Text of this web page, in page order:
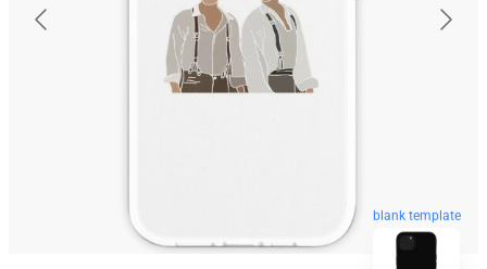
blank template